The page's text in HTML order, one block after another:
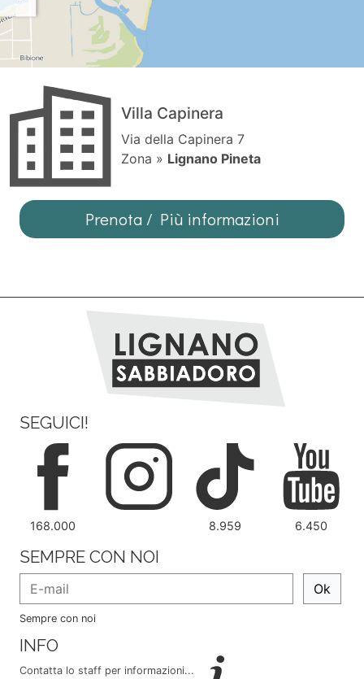
Villa Capinera
Via della Capinera 7
Zona » Lignano Pineta
Prenota / Più informazioni
SEGUICI!
168.000 8.959 6.450
SEMPRE CON NOI
Ok
Sempre con noi
INFO
Contatta lo staff per informazioni...